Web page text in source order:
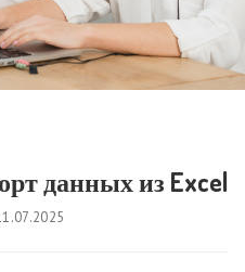
данных из Excel